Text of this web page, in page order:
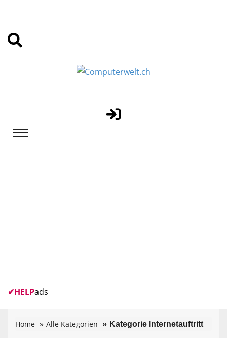
✔HELPads
Home Alle Kategorien Kategorie Internetauftritt